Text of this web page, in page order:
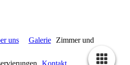
uns Galerie Zimmer und
Kontakt